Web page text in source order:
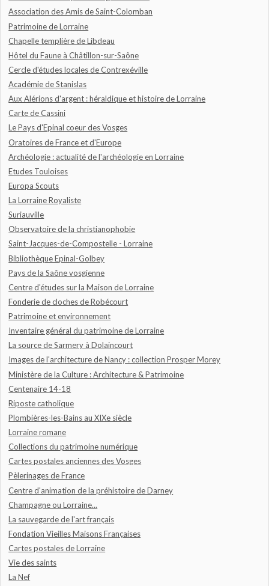
Association des Amis de Saint-Colomban
Patrimoine de Lorraine
Chapelle templière de Libdeau
Hôtel du Faune à Châtillon-sur-Saône
Cercle d'études locales de Contrexéville
Académie de Stanislas
Aux Alérions d'argent : héraldique et histoire de Lorraine
Carte de Cassini
Le Pays d'Epinal coeur des Vosges
Oratoires de France et d'Europe
Archéologie : actualité de l'archéologie en Lorraine
Etudes Touloises
Europa Scouts
La Lorraine Royaliste
Suriauville
Observatoire de la christianophobie
Saint-Jacques-de-Compostelle - Lorraine
Bibliothèque Epinal-Golbey
Pays de la Saône vosgienne
Centre d'études sur la Maison de Lorraine
Fonderie de cloches de Robécourt
Patrimoine et environnement
Inventaire général du patrimoine de Lorraine
La source de Sarmery à Dolaincourt
Images de l'architecture de Nancy : collection Prosper Morey
Ministère de la Culture : Architecture & Patrimoine
Centenaire 14-18
Riposte catholique
Plombières-les-Bains au XIXe siècle
Lorraine romane
Collections du patrimoine numérique
Cartes postales anciennes des Vosges
Pèlerinages de France
Centre d'animation de la préhistoire de Darney
Champagne ou Lorraine...
La sauvegarde de l'art français
Fondation Vieilles Maisons Françaises
Cartes postales de Lorraine
Vie des saints
La Nef